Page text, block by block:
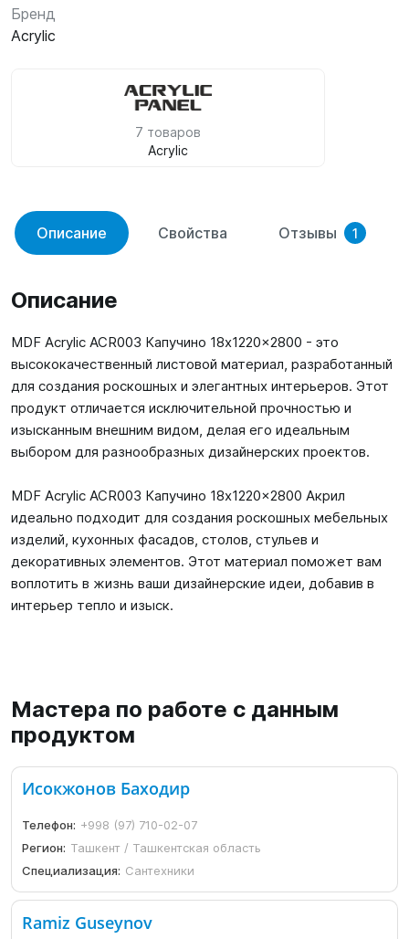
Бренд
Acrylic
7 товаров
Acrylic
Описание Свойства Отзывы 1
Описание
MDF Acrylic ACR003 Капучино 18x1220x2800 - это
высококачественный листовой материал, разработанный
для создания роскошных и элегантных интерьеров. Этот
продукт отличается исключительной прочностью и
изысканным внешним видом, делая его идеальным
выбором для разнообразных дизайнерских проектов.
MDF Acrylic ACR003 Капучино 18x1220x2800 Акрил
идеально подходит для создания роскошных мебельных
изделий, кухонных фасадов, столов, стульев и
декоративных элементов. Этот материал поможет вам
воплотить в жизнь ваши дизайнерские идеи, добавив в
интерьер тепло и изыск.
Мастера по работе с данным
продуктом
Исокжонов Баходир
Телефон: +998 (97) 710-02-07
Регион: Ташкент / Ташкентская область
Специализация: Сантехники
Ramiz Guseynov